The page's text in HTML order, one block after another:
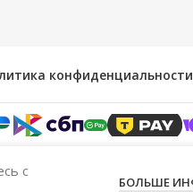
конфиденциальности
с
БОЛЬШЕ